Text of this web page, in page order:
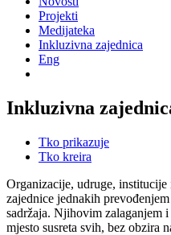
Projekti
Medijateka
Inkluzivna zajednica
Eng
Inkluzivna
Tko prikazuje
Tko kreira
Organizacije, udruge,
zajednice jednakih
sadržaja. Njihovim zalaganjem
mjesto susreta svih, bez obzira